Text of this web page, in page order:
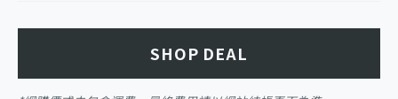
SHOP DEAL